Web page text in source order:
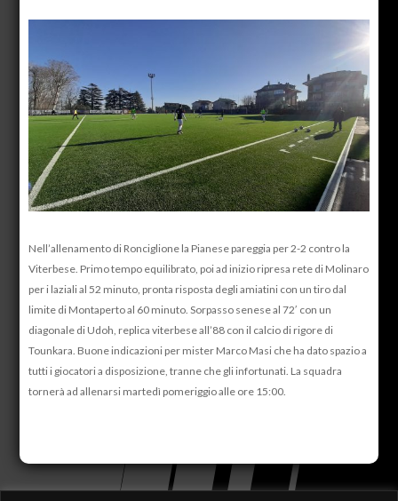
Nell’allenamento di Ronciglione la Pianese pareggia per 2-2 contro la
Viterbese. Primo tempo equilibrato, poi ad inizio ripresa rete di Molinaro
per i laziali al 52 minuto, pronta risposta degli amiatini con un tiro dal
limite di Montaperto al 60 minuto. Sorpasso senese al 72′ con un
diagonale di Udoh, replica viterbese all’88 con il calcio di rigore di
Tounkara. Buone indicazioni per mister Marco Masi che ha dato spazio a
tutti i giocatori a disposizione, tranne che gli infortunati. La squadra
tornerà ad allenarsi martedì pomeriggio alle ore 15:00.